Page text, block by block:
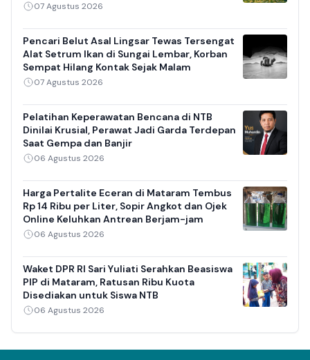
07 Agustus 2026
Pencari Belut Asal Lingsar Tewas Tersengat
Alat Setrum Ikan di Sungai Lembar, Korban
Sempat Hilang Kontak Sejak Malam
07 Agustus 2026
Pelatihan Keperawatan Bencana di NTB
Dinilai Krusial, Perawat Jadi Garda Terdepan
Saat Gempa dan Banjir
06 Agustus 2026
Harga Pertalite Eceran di Mataram Tembus
Rp 14 Ribu per Liter, Sopir Angkot dan Ojek
Online Keluhkan Antrean Berjam-jam
06 Agustus 2026
Waket DPR RI Sari Yuliati Serahkan Beasiswa
PIP di Mataram, Ratusan Ribu Kuota
Disediakan untuk Siswa NTB
06 Agustus 2026